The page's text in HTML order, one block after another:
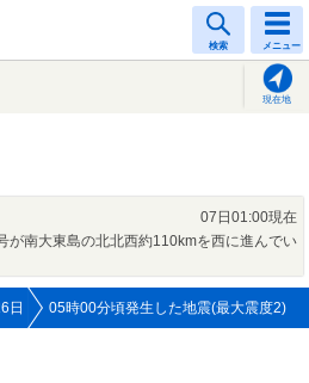
検索 メニュー
現在地
07日01:00現在
が南大東島の北北西約110kmを西に進んでい
日 05時00分頃発生した地震(最大震度2)